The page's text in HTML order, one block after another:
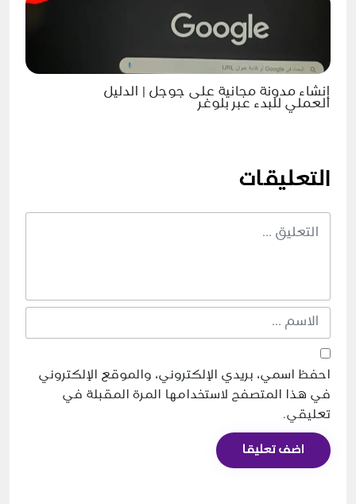
إنشاء مدونة مجانية على جوجل | الدليل
العملي للبدء عبر بلوغر
التعليقات
احفظ اسمي، بريدي الإلكتروني، والموقع الإلكتروني
في هذا المتصفح لاستخدامها المرة المقبلة في
تعليقي.
اضف تعليقا